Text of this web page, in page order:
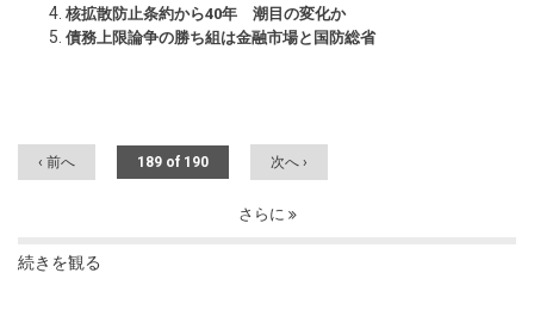
核拡散防止条約から40年 潮目の変化か
債務上限論争の勝ち組は金融市場と国防総省
‹ 前へ 189 of 190 次へ ›
さらに
続きを観る